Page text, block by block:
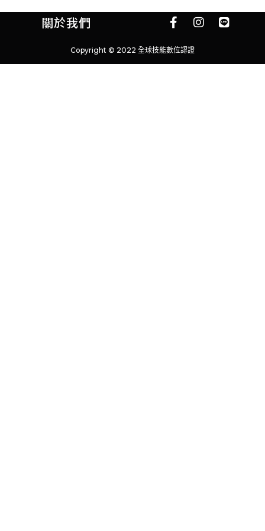
關於我們
Copyright © 2022 全球技能數位認證